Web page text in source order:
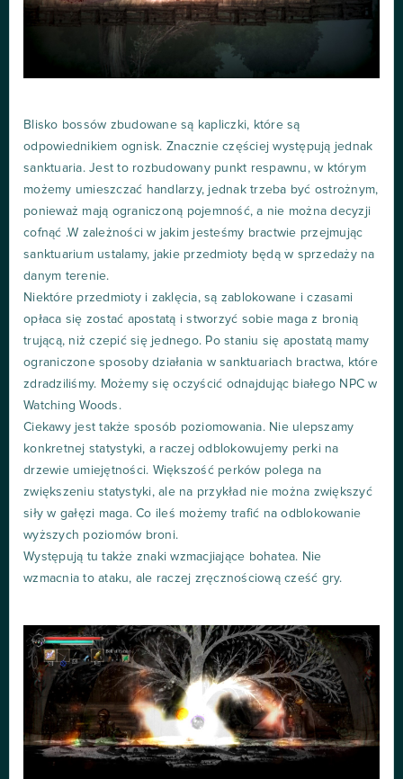
Blisko bossów zbudowane są kapliczki, które są
odpowiednikiem ognisk. Znacznie częściej występują jednak
sanktuaria. Jest to rozbudowany punkt respawnu, w którym
możemy umieszczać handlarzy, jednak trzeba być ostrożnym,
ponieważ mają ograniczoną pojemność, a nie można decyzji
cofnąć .W zależności w jakim jesteśmy bractwie przejmując
sanktuarium ustalamy, jakie przedmioty będą w sprzedaży na
danym terenie.
Niektóre przedmioty i zaklęcia, są zablokowane i czasami
opłaca się zostać apostatą i stworzyć sobie maga z bronią
trującą, niż czepić się jednego. Po staniu się apostatą mamy
ograniczone sposoby działania w sanktuariach bractwa, które
zdradziliśmy. Możemy się oczyścić odnajdując białego NPC w
Watching Woods.
Ciekawy jest także sposób poziomowania. Nie ulepszamy
konkretnej statystyki, a raczej odblokowujemy perki na
drzewie umiejętności. Większość perków polega na
zwiększeniu statystyki, ale na przykład nie można zwiększyć
siły w gałęzi maga. Co ileś możemy trafić na odblokowanie
wyższych poziomów broni.
Występują tu także znaki wzmacjiające bohatea. Nie
wzmacnia to ataku, ale raczej zręcznościową cześć gry.